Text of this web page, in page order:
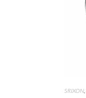
SRIXON,